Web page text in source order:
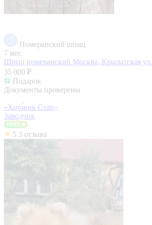
Померанский шпиц
7 мес.
Шпиц померанский Москва, Крылатская ул.
35 000 ₽
Подарок
Документы проверены
«Хота́вик Стар»
Заводчик
5 3 отзыва